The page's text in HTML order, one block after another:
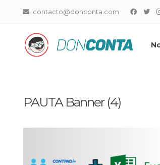
contacto@donconta.com
PAUTA Banner (4)